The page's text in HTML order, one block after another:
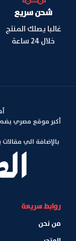
شحن سريع
غالبا يصلك المنتج
خلال 24 ساعة
أكبر موقع مصري يضم
بالإضافة الي
روابط سريعة
من نحن